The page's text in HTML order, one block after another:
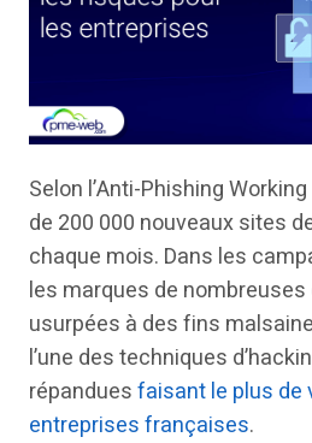
Selon l’Anti-Phishing
de 200 000 nouveaux sites
chaque mois. Dans les
les marques de
usurpées à des fins
l’une des techniques
répanduesfaisant le plus de
entreprises françaises.